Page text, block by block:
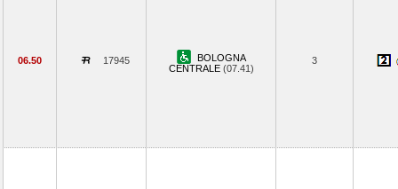
06.50 17945
BOLOGNA
CENTRALE (07.41)
3